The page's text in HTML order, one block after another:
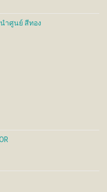
฿
930 ฿
นำศูนย์ สีทอง